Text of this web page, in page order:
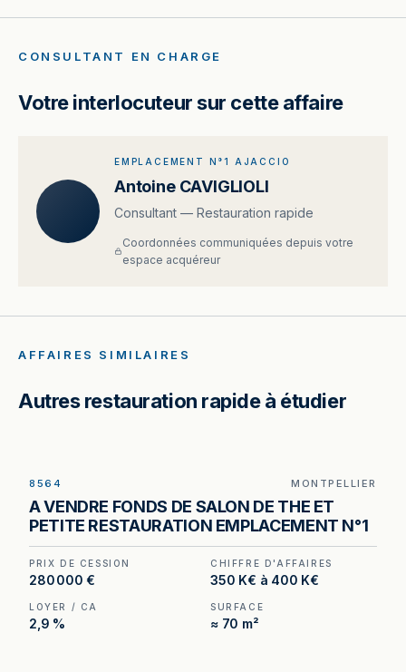
CONSULTANT EN CHARGE
Votre interlocuteur sur cette affaire
EMPLACEMENT N°1 AJACCIO
Antoine CAVIGLIOLI
Consultant — Restauration rapide
Coordonnées communiquées depuis votre
espace acquéreur
AFFAIRES SIMILAIRES
Autres restauration rapide à étudier
3 % du chiffre d'affaires hors taxes, en plein
cœur de ville.
8564 MONTPELLIER
A VENDRE FONDS DE SALON DE THE ET
PETITE RESTAURATION EMPLACEMENT N°1
PRIX DE CESSION
280 000 €
CHIFFRE D'AFFAIRES
350 K€ à 400 K€
LOYER / CA
2,9 %
SURFACE
≈ 70 m²